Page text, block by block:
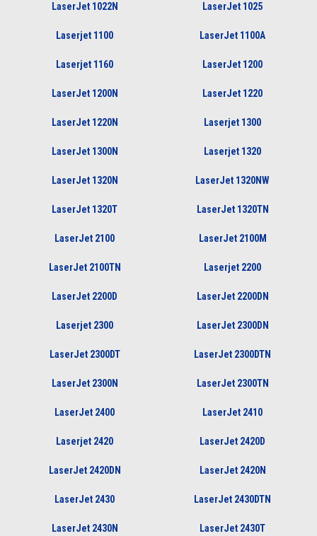
LaserJet 1022N LaserJet 1025
Laserjet 1100 LaserJet 1100A
Laserjet 1160 LaserJet 1200
LaserJet 1200N LaserJet 1220
LaserJet 1220N Laserjet 1300
LaserJet 1300N Laserjet 1320
LaserJet 1320N LaserJet 1320NW
LaserJet 1320T LaserJet 1320TN
LaserJet 2100 LaserJet 2100M
LaserJet 2100TN Laserjet 2200
LaserJet 2200D LaserJet 2200DN
Laserjet 2300 LaserJet 2300DN
LaserJet 2300DT LaserJet 2300DTN
LaserJet 2300N LaserJet 2300TN
LaserJet 2400 LaserJet 2410
Laserjet 2420 LaserJet 2420D
LaserJet 2420DN LaserJet 2420N
LaserJet 2430 LaserJet 2430DTN
LaserJet 2430N LaserJet 2430T